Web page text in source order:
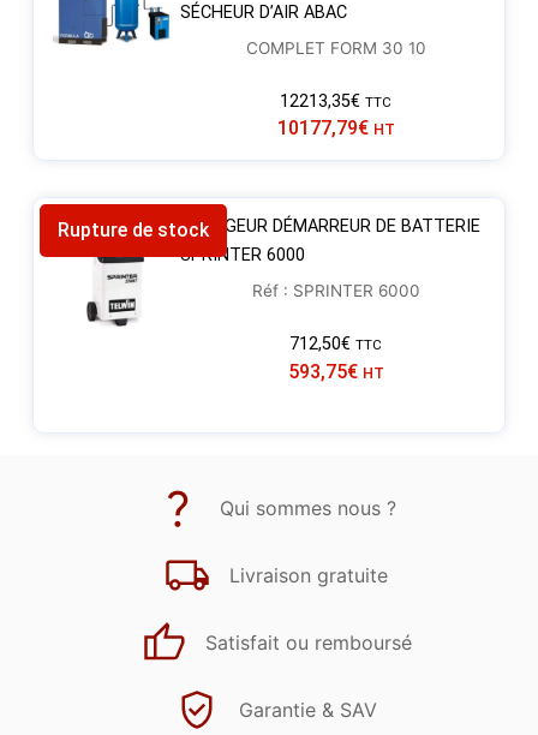
SÉCHEUR D’AIR ABAC
COMPLET FORM 30 10
12213,35€ TTC
10177,79€ HT
Rupture de stockCHARGEUR DÉMARREUR DE BATTERIE
SPRINTER 6000
Réf : SPRINTER 6000
712,50€ TTC
593,75€ HT
Qui sommes nous ?
Livraison gratuite
Satisfait ou remboursé
Garantie & SAV